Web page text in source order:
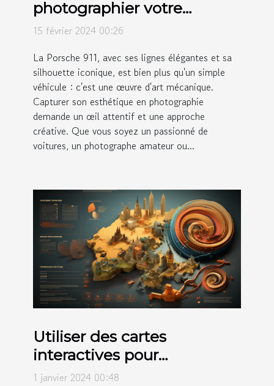
photographier votre
Porsche 911 et sublimer son
15 février 2024 00:26
La Porsche 911, avec ses lignes élégantes et sa
silhouette iconique, est bien plus qu'un simple
véhicule : c'est une œuvre d'art mécanique.
Capturer son esthétique en photographie
demande un œil attentif et une approche
créative. Que vous soyez un passionné de
voitures, un photographe amateur ou...
Utiliser des cartes
interactives pour
l'éducation géographique
1 janvier 2024 00:48